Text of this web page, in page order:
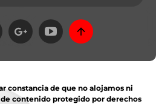
constancia de que no alojamos ni
contenido protegido por derechos